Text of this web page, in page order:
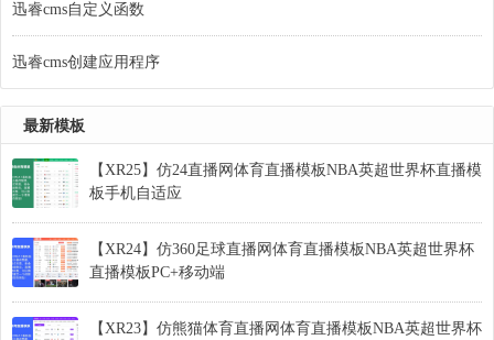
迅睿cms自定义函数
迅睿cms创建应用程序
最新模板
【XR25】仿24直播网体育直播模板NBA英超世界杯直播模
板手机自适应
【XR24】仿360足球直播网体育直播模板NBA英超世界杯
直播模板PC+移动端
【XR23】仿熊猫体育直播网体育直播模板NBA英超世界杯